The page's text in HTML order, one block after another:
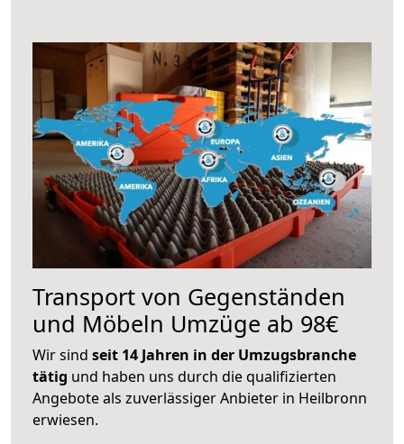
Transport von Gegenständen
und Möbeln Umzüge ab 98€
Wir sind seit 14 Jahren in der Umzugsbranche
tätig und haben uns durch die qualifizierten
Angebote als zuverlässiger Anbieter in Heilbronn
erwiesen.